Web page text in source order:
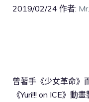
2019/02/24 作者:
曾著手《少女革命》
《Yuri!!! on ICE》動